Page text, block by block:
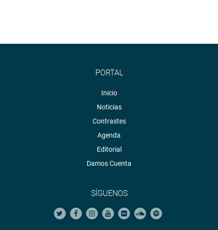
PORTAL
Inicio
Noticias
Contrastes
Agenda
Editorial
Damos Cuenta
SÍGUENOS